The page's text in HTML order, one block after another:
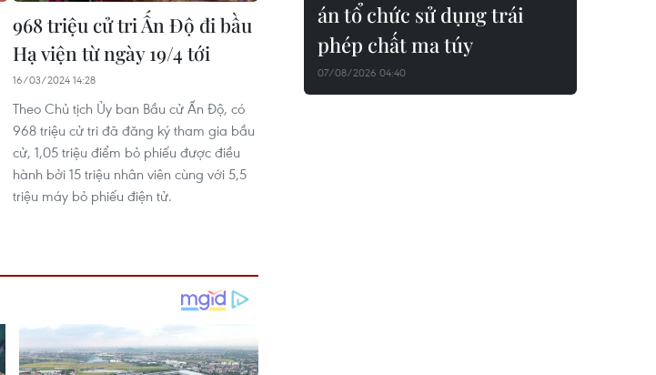
968 triệu cử tri Ấn Độ đi bầu
Hạ viện từ ngày 19/4 tới
16/03/2024 14:28
Theo Chủ tịch Ủy ban Bầu cử Ấn Độ, có
968 triệu cử tri đã đăng ký tham gia bầu
cử, 1,05 triệu điểm bỏ phiếu được điều
hành bởi 15 triệu nhân viên cùng với 5,5
triệu máy bỏ phiếu điện tử.
án tổ chức sử dụng trái
phép chất ma túy
07/08/2026 04:40